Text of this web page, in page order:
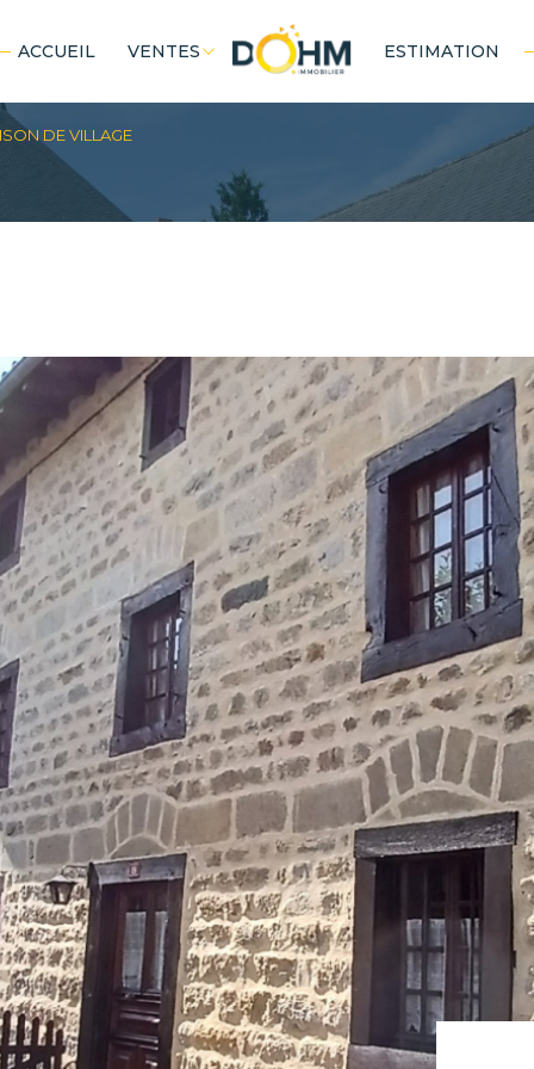
ACCUEIL VENTES
pro terrains
ESTIMATION
Estimer
Voir les1annonces
DE VILLAGE